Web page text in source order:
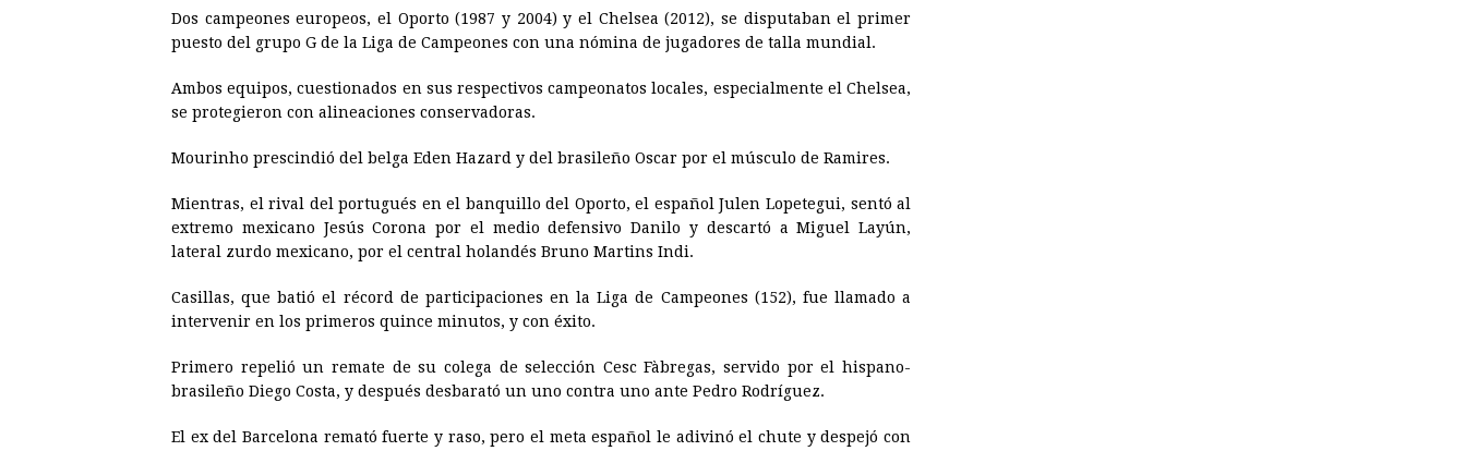
Dos campeones europeos, el Oporto (1987 y 2004) y el Chelsea (2012), se disputaban el primer
puesto del grupo G de la Liga de Campeones con una nómina de jugadores de talla mundial.
Ambos equipos, cuestionados en sus respectivos campeonatos locales, especialmente el Chelsea,
se protegieron con alineaciones conservadoras.
Mourinho prescindió del belga Eden Hazard y del brasileño Oscar por el músculo de Ramires.
Mientras, el rival del portugués en el banquillo del Oporto, el español Julen Lopetegui, sentó al
extremo mexicano Jesús Corona por el medio defensivo Danilo y descartó a Miguel Layún,
lateral zurdo mexicano, por el central holandés Bruno Martins Indi.
Casillas, que batió el récord de participaciones en la Liga de Campeones (152), fue llamado a
intervenir en los primeros quince minutos, y con éxito.
Primero repelió un remate de su colega de selección Cesc Fàbregas, servido por el hispano-
brasileño Diego Costa, y después desbarató un uno contra uno ante Pedro Rodríguez.
El ex delBarcelona remató fuerte y raso, pero el meta español le adivinó el chute y despejó con